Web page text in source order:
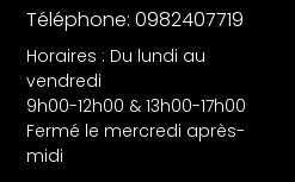
Téléphone: 0982407719
Horaires : Du lundi au
vendredi
9h00-12h00 & 13h00-17h00
Fermé le mercredi après-
midi